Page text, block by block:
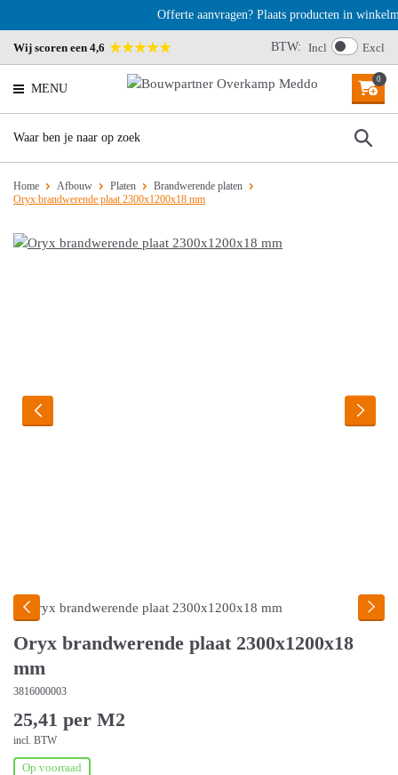
Offerte aanvragen? Plaats producten in
Wij scoren een 4,6 BTW: Incl Excl
MENU
0
Home Afbouw Platen
Brandwerende platen
Oryx brandwerende plaat 2300x1200x18 mm
Oryx brandwerende plaat 2300x1200x18
mm
3816000003
25,41 per M2
incl. BTW
Op voorraad